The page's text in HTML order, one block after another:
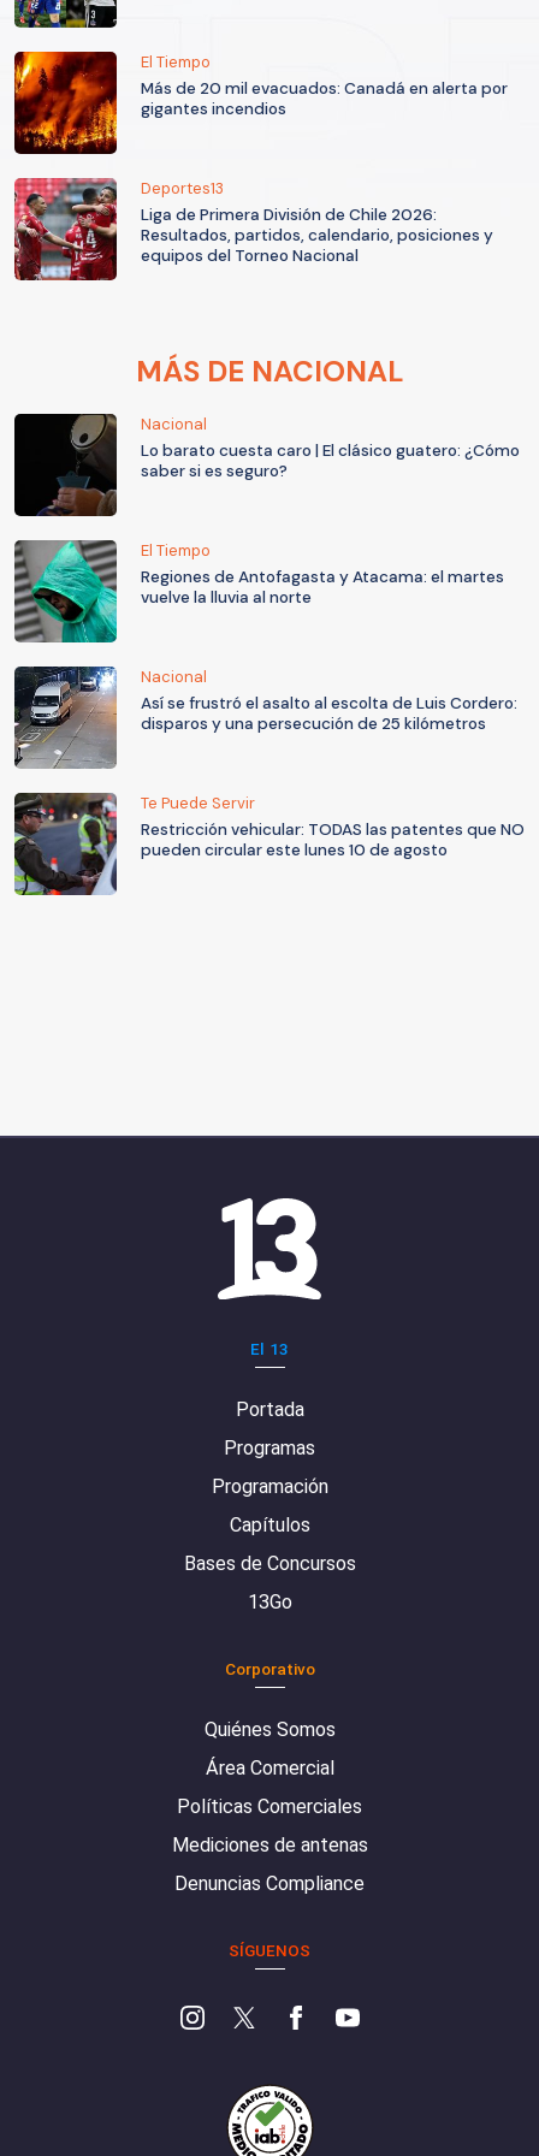
El Tiempo
Más de 20 mil evacuados: Canadá en alerta por
gigantes incendios
Deportes13
Liga de Primera División de Chile 2026:
Resultados, partidos, calendario, posiciones y
equipos del Torneo Nacional
MÁS DE NACIONAL
Nacional
Lo barato cuesta caro | El clásico guatero: ¿Cómo
saber si es seguro?
El Tiempo
Regiones de Antofagasta y Atacama: el martes
vuelve la lluvia al norte
Nacional
Así se frustró el asalto al escolta de Luis Cordero:
disparos y una persecución de 25 kilómetros
Te Puede Servir
Restricción vehicular: TODAS las patentes que NO
pueden circular este lunes 10 de agosto
El 13
Portada
Programas
Programación
Capítulos
Bases de Concursos
13Go
Corporativo
Quiénes Somos
Área Comercial
Políticas Comerciales
Mediciones de antenas
Denuncias Compliance
SÍGUENOS